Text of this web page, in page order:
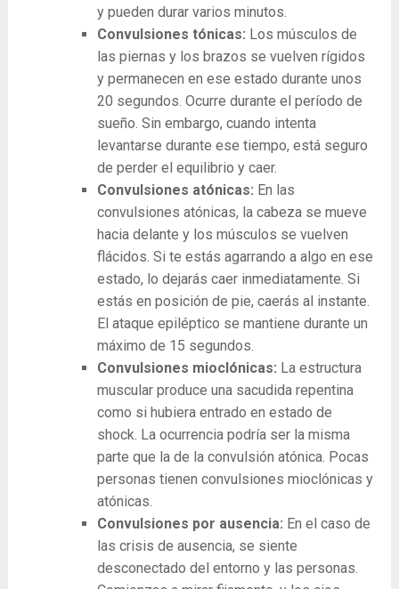
y pueden durar varios minutos.
Convulsiones tónicas: Los músculos de
las piernas y los brazos se vuelven rígidos
y permanecen en ese estado durante unos
20 segundos. Ocurre durante el período de
sueño. Sin embargo, cuando intenta
levantarse durante ese tiempo, está seguro
de perder el equilibrio y caer.
Convulsiones atónicas: En las
convulsiones atónicas, la cabeza se mueve
hacia delante y los músculos se vuelven
flácidos. Si te estás agarrando a algo en ese
estado, lo dejarás caer inmediatamente. Si
estás en posición de pie, caerás al instante.
El ataque epiléptico se mantiene durante un
máximo de 15 segundos.
Convulsiones mioclónicas: La estructura
muscular produce una sacudida repentina
como si hubiera entrado en estado de
shock. La ocurrencia podría ser la misma
parte que la de la convulsión atónica. Pocas
personas tienen convulsiones mioclónicas y
atónicas.
Convulsiones por ausencia: En el caso de
las crisis de ausencia, se siente
desconectado del entorno y las personas.